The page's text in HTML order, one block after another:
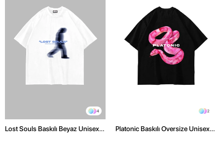
4
Lost Souls Baskılı Beyaz Unisex
2
Platonic Baskılı Oversize Unisex